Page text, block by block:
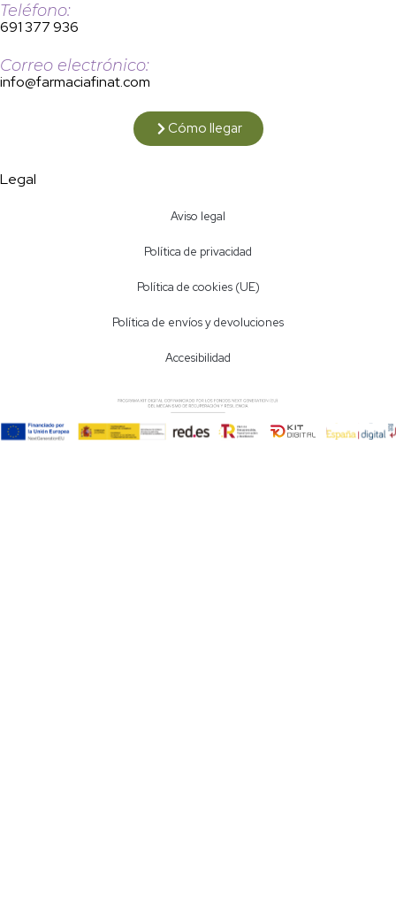
Teléfono:
691 377 936
Correo electrónico:
info@farmaciafinat.com
Cómo llegar
Legal
Aviso legal
Política de privacidad
Política de cookies (UE)
Política de envíos y devoluciones
Accesibilidad